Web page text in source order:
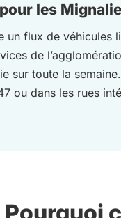
les
un flux de véhicules
de
sur toute la
ou dans les rues